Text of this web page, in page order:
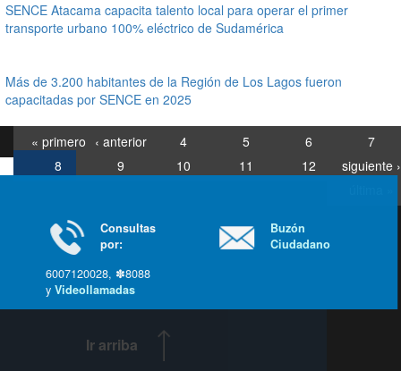
SENCE Atacama capacita talento local para operar el primer
transporte urbano 100% eléctrico de Sudamérica
Más de 3.200 habitantes de la Región de Los Lagos fueron
capacitadas por SENCE en 2025
« primero ‹ anterior 4 5 6
7
8
9 10 11 12
siguiente ›
Consultas
por:
6007120028, ✽8088
yVideollamadas
Buzón
Ciudadano
Ir arriba